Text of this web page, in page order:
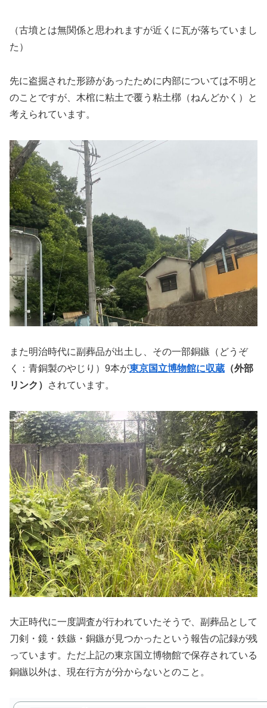
（古墳とは無関係と思われますが近くに瓦が落ちていまし
た）
先に盗掘された形跡があったために内部については不明と
のことですが、木棺に粘土で覆う粘土槨（ねんどかく）と
考えられています。
また明治時代に副葬品が出土し、その一部銅鏃（どうぞ
く：青銅製のやじり）9本が東京国立博物館に収蔵 （外部
リンク）
されています。
大正時代に一度調査が行われていたそうで、副葬品として
刀剣・鏡・鉄鏃・銅鏃が見つかったという報告の記録が残
っています。ただ上記の東京国立博物館で保存されている
銅鏃以外は、現在行方が分からないとのこと。